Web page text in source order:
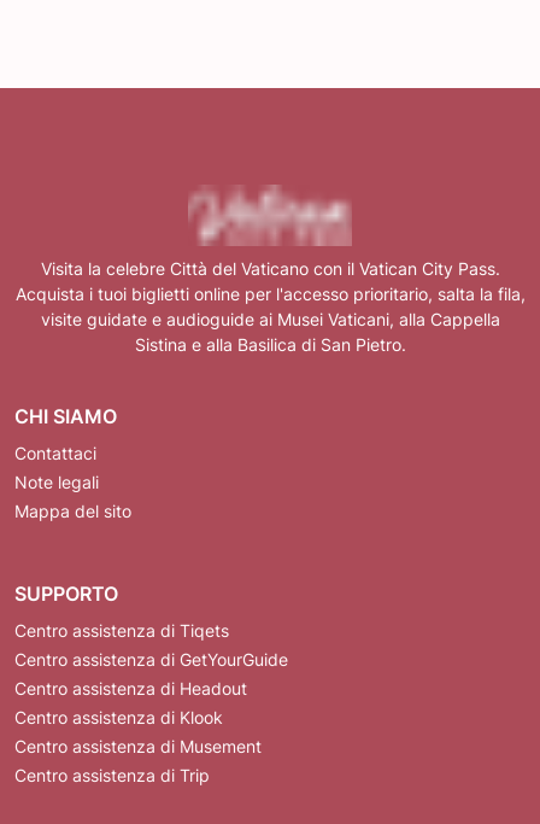
Visita la celebre Città del Vaticano con il Vatican City Pass.
Acquista i tuoi biglietti online per l'accesso prioritario, salta la fila,
visite guidate e audioguide ai Musei Vaticani, alla Cappella
Sistina e alla Basilica di San Pietro.
CHI SIAMO
Contattaci
Note legali
Mappa del sito
SUPPORTO
Centro assistenza di Tiqets
Centro assistenza di GetYourGuide
Centro assistenza di Headout
Centro assistenza di Klook
Centro assistenza di Musement
Centro assistenza di Trip